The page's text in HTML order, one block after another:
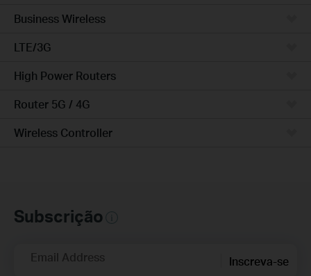
Business Wireless
LTE/3G
High Power Routers
Router 5G / 4G
Wireless Controller
Subscrição
Email Address Inscreva-se